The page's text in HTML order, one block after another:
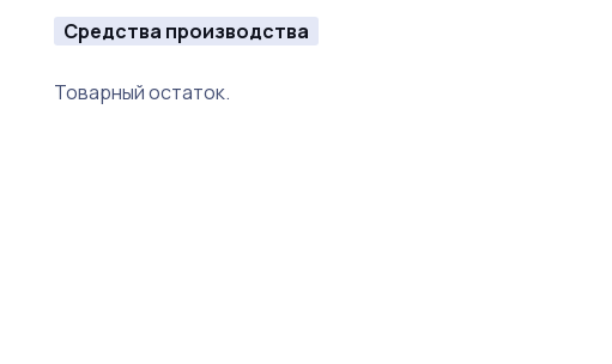
Средства производства
Товарный остаток.